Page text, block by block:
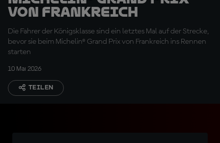
von Frankreich
Die Fahrer der Königsklasse sind ein letztes Mal auf der Strecke,
bevor sie beim Michelin® Grand Prix von Frankreich ins Rennen
starten
10 Mai 2026
TEILEN